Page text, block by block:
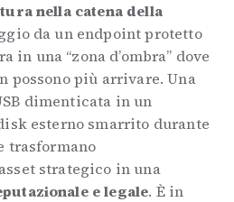
nella catena della
da un endpoint protetto
in una “zona d’ombra” dove
possono più arrivare. Una
dimenticata in un
esterno smarrito durante
trasformano
strategico in una
e legale. È in